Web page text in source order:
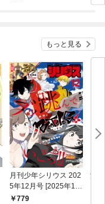
もっと見る
月刊少年シリウス 202
5年12月号 [2025年10
月24日発売]
779
池